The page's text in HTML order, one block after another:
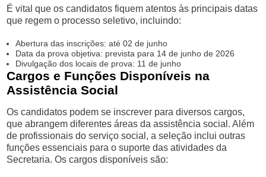
É vital que os candidatos fiquem atentos às principais datas
que regem o processo seletivo, incluindo:
Abertura das inscrições: até 02 de junho
Data da prova objetiva: prevista para 14 de junho de 2026
Divulgação dos locais de prova: 11 de junho
Cargos e Funções Disponíveis na
Assistência Social
Os candidatos podem se inscrever para diversos cargos,
que abrangem diferentes áreas da assistência social. Além
de profissionais do serviço social, a seleção inclui outras
funções essenciais para o suporte das atividades da
Secretaria. Os cargos disponíveis são: